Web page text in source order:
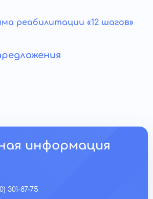
реабилитации «12 шагов»
информация
301-87-75